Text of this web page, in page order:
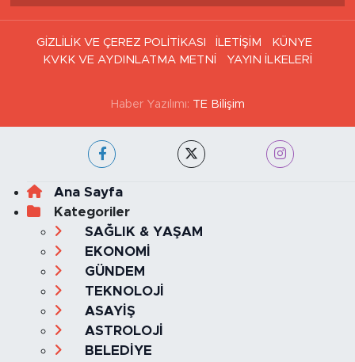
GİZLİLİK VE ÇEREZ POLİTİKASI İLETİŞİM
KÜNYE
KVKK VE AYDINLATMA METNİ
YAYIN İLKELERİ
Haber Yazılımı: TE Bilişim
Ana Sayfa
Kategoriler
SAĞLIK & YAŞAM
EKONOMİ
GÜNDEM
TEKNOLOJİ
ASAYİŞ
ASTROLOJİ
BELEDİYE